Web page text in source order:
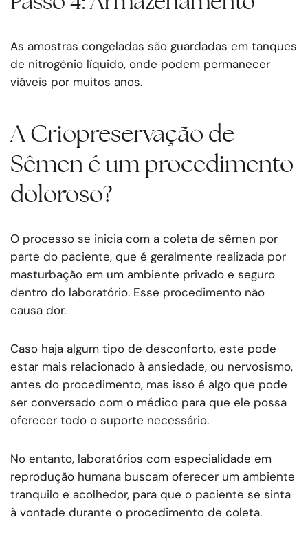
As amostras congeladas são guardadas em tanques
de nitrogênio líquido, onde podem permanecer
viáveis por muitos anos.
A Criopreservação de
Sêmen é um procedimento
doloroso?
O processo se inicia com a coleta de sêmen por
parte do paciente, que é geralmente realizada por
masturbação em um ambiente privado e seguro
dentro do laboratório. Esse procedimento não
causa dor.
Caso haja algum tipo de desconforto, este pode
estar mais relacionado à ansiedade, ou nervosismo,
antes do procedimento, mas isso é algo que pode
ser conversado com o médico para que ele possa
oferecer todo o suporte necessário.
No entanto, laboratórios com especialidade em
reprodução humana buscam oferecer um ambiente
tranquilo e acolhedor, para que o paciente se sinta
à vontade durante o procedimento de coleta.